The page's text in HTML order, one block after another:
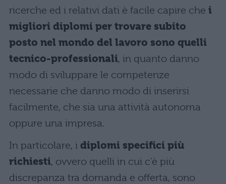
ricerche ed i relativi dati è facile capire che i
migliori diplomi per trovare subito
posto nel mondo del lavoro sono quelli
tecnico-professionali, in quanto danno
modo di sviluppare le competenze
necessarie che danno modo di inserirsi
facilmente, che sia una attività autonoma
oppure una impresa.
In particolare, i diplomi specifici più
richiesti, ovvero quelli in cui c’è più
discrepanza tra domanda e offerta, sono